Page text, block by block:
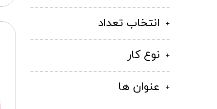
انتخاب تعداد
نوع کار
عنوان ها